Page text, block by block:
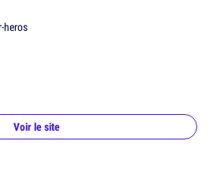
Voir le site